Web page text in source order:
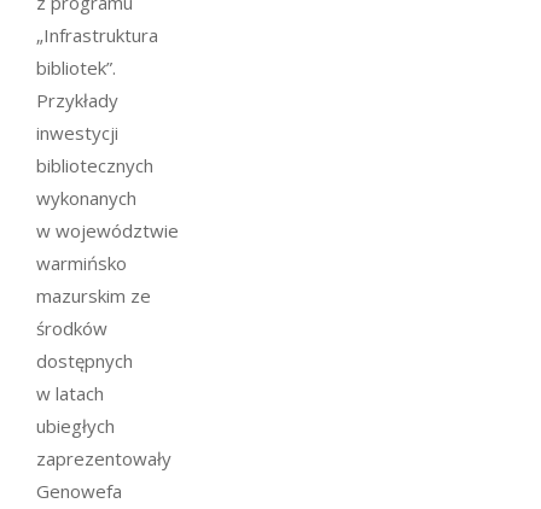
„Infrastruktura
bibliotek”.
Przykłady
inwestycji
bibliotecznych
wykonanych
w województwie
warmińsko
mazurskim ze
środków
dostępnych
w latach
ubiegłych
zaprezentowały
Genowefa